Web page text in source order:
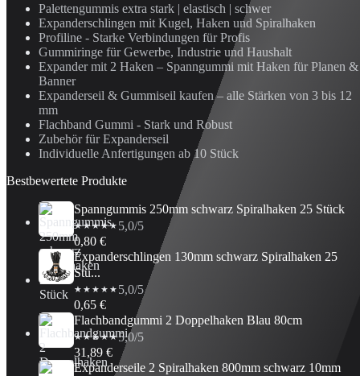
Palettengummis extra stark | elastisch | schwer
Expanderschlingen mit Kugel, Haken und Spiralhaken
Profiline - Starke Verbindungen für Profis
Gummiringe für Gewerbe, Industrie und Haushalt
Expander mit 2 Haken – Spanngummi mit Haken für Planen &
Banner
Expanderseil & Gummiseil kaufen – alle Stärken von 3 bis 12
mm
Flachband Gummi - Stark und Robust
Zubehör für Expanderseil
Individuelle Anfertigungen ab 10 Stück
Bestbewertete Produkte
Spanngummis 250mm schwarz Spiralhaken 25 Stück
★★★★★ 5,0/5
0,80 €
Expanderschlingen 130mm schwarz Spiralhaken 25
Stü...
★★★★★ 5,0/5
0,65 €
Flachbandgummi 2 Doppelhaken Blau 80cm
★★★★★5,0/5
31,89 €
Expanderseile 2 Spiralhaken 800mm schwarz 10mm